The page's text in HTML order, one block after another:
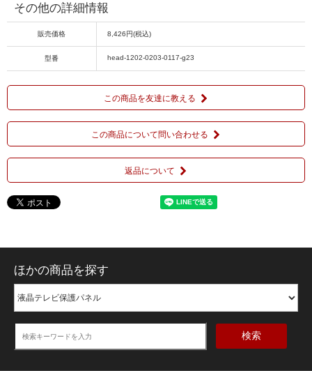
その他の詳細情報
販売価格 8,426円(税込)
型番 head-1202-0203-0117-g23
この商品を友達に教える
この商品について問い合わせる
返品について
ほかの商品を探す
検索